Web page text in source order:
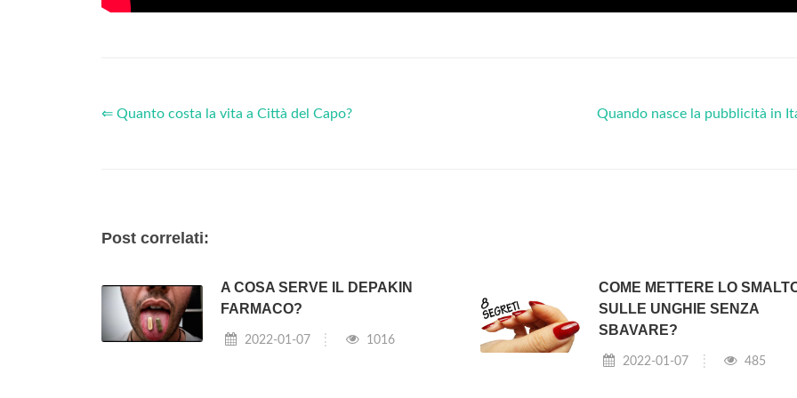
⇐ Quanto costa la vita a Città del Capo? Quando nasce la pubblicità in
Post correlati:
A COSA SERVE IL DEPAKIN
FARMACO?
2022-01-07 1016
COME METTERE LO
SULLE UNGHIE SENZA
SBAVARE?
2022-01-07 485